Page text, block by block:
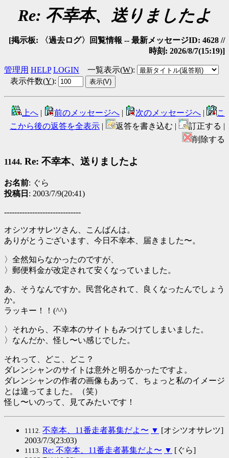
Re: 不幸本、送りましたよ
[掲示板: 〈過去ログ〉回覧情報 -- 最新メッセージID: 4628 //
時刻: 2026/8/7(15:19)]
管理用 HELP LOGIN 一覧表示(W):
表示件数(Y):
上へ | 前のメッセージへ | 次のメッセージへ |
こ
こから後の返答を全表示 | 返答を書き込む |
訂正する |
削除する
1144. Re: 不幸本、送りましたよ
お名前: ぐら
投稿日 : 2003/7/9(20:41)
------------------------------
オシツオサレツさん、こんばんは。
ありがとうございます、今日不幸本、届きました〜。
〉全然知らなかったのですが、
〉郵便料金が改定されて安くなっていました。
あ、そうなんですか。民営化されて、良くなったんでしょう
か。
ラッキー！！(^^)
〉それから、不幸本のサイトもみつけてしまいました。
〉なんだか、怪し〜い感じでした。
それって、どこ、どこ？
ダレンシャンのサイトは意外と明るかったですよ。
ダレンシャンの作者の画像もあって、ちょっと私のイメージ
とは違ってました。（笑）
怪し〜いのって、見てみたいです！
1112. 不幸本、11番走者募集だよ〜 ▼ [オシツオサレツ]
2003/7/3(23:03)
1113. Re: 不幸本、11番走者募集だよ〜 ▼ [ぐら]